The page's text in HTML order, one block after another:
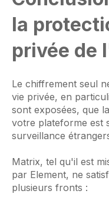
la
privée de
Le chiffrement seul
vie privée, en
sont exposées, que
votre plateforme est
surveillance
Matrix, tel qu'il est
par Element, ne
plusieurs fronts :